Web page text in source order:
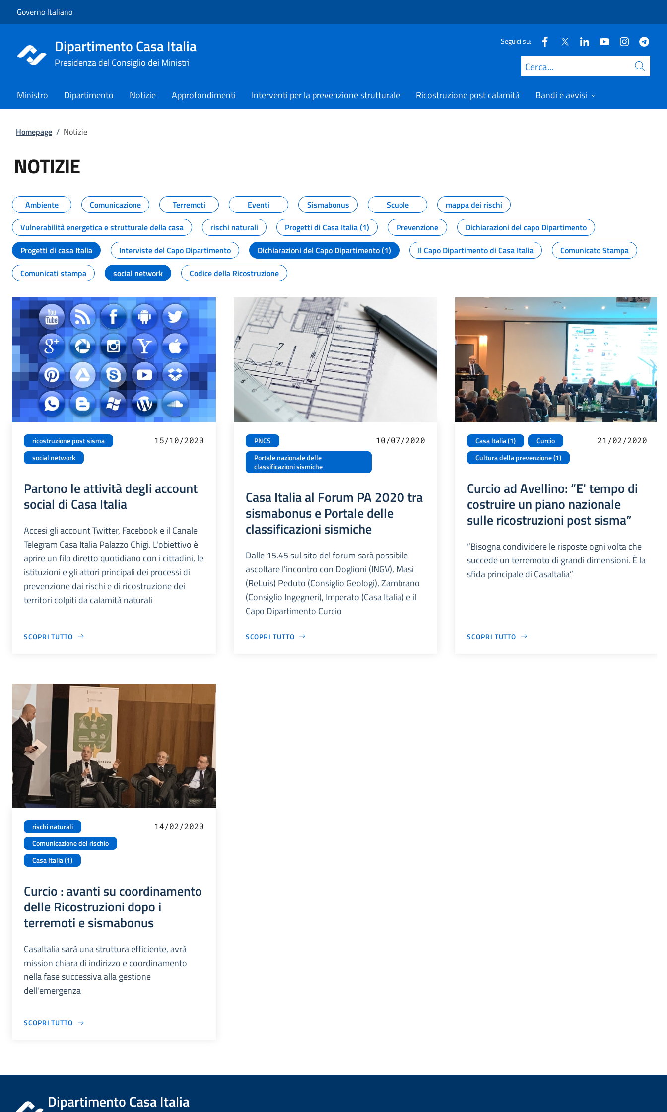
Governo Italiano
Dipartimento Casa Italia
Presidenza del Consiglio dei Ministri
Seguici su:
Cerca
Ministro Dipartimento Notizie Approfondimenti Interventi per la prevenzione strutturale Ricostruzione post calamità Bandi e avvisi
Homepage / Notizie
NOTIZIE
Tutti i contenuti della pagina NOTIZIE
Ambiente Comunicazione Terremoti Eventi Sismabonus Scuole
mappa dei rischi
Vulnerabilità energetica e strutturale della casa
rischi naturali Progetti di Casa Italia (1) Prevenzione
Dichiarazioni del capo Dipartimento
Progetti di casa Italia
Interviste del Capo Dipartimento Dichiarazioni del Capo Dipartimento (1) Il Capo Dipartimento di Casa Italia
Comunicato Stampa
Comunicati stampa
social network Codice della Ricostruzione
ricostruzione post sisma
social network
15/10/2020
Partono le attività degli account
social di Casa Italia
Accesi gli account Twitter, Facebook e il Canale
Telegram Casa Italia Palazzo Chigi. L'obiettivo è
aprire un filo diretto quotidiano con i cittadini, le
istituzioni e gli attori principali dei processi di
prevenzione dai rischi e di ricostruzione dei
territori colpiti da calamità naturali
SCOPRI TUTTO
PNCS
Portale nazionale delle
classificazioni sismiche
10/07/2020
Casa Italia al Forum PA 2020 tra
sismabonus e Portale delle
classificazioni sismiche
Dalle 15.45 sul sito del forum sarà possibile
ascoltare l'incontro con Doglioni (INGV), Masi
(ReLuis) Peduto (Consiglio Geologi), Zambrano
(Consiglio Ingegneri), Imperato (Casa Italia) e il
Capo Dipartimento Curcio
SCOPRI TUTTO
Casa Italia (1)
Curcio
Cultura della prevenzione (1)
21/02/2020
Curcio ad Avellino: “E' tempo di
costruire un piano nazionale
sulle ricostruzioni post sisma”
“Bisogna condividere le risposte ogni volta che
succede un terremoto di grandi dimensioni. È la
sfida principale di CasaItalia”
SCOPRI TUTTO
rischi naturali
Comunicazione del rischio
Casa Italia (1)
14/02/2020
Curcio : avanti su coordinamento
delle Ricostruzioni dopo i
terremoti e sismabonus
CasaItalia sarà una struttura efficiente, avrà
mission chiara di indirizzo e coordinamento
nella fase successiva alla gestione
dell'emergenza
SCOPRI TUTTO
Dipartimento Casa Italia